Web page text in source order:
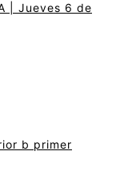
| Jueves 6 de
b primer